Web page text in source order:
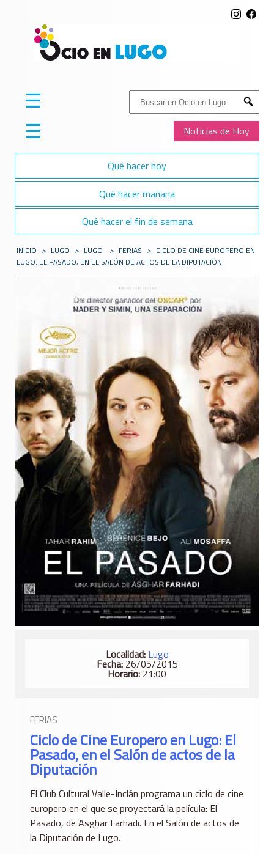
Buscar:
Submit
Noticias de Hoy
☰
☰
Qué hacer hoy
Qué hacer mañana
Qué hacer el fin de semana
INICIO > LUGO > LUGO > FERIAS > CICLO DE CINE EUROPERO EN
LUGO: EL PASADO, EN EL SALÓN DE ACTOS DE LA DIPUTACIÓN
Localidad: Lugo
Fecha:26/05/2015
Horario: 21:00
FERIAS
Ciclo de Cine Europero en Lugo: El
Pasado, en el Salón de actos de la
Diputación
El Club Cultural Valle-Inclán programa un ciclo de cine
europero en el que se proyectará la película: El
Pasado, de Asghar Farhadi. En el Salón de actos de
la Diputación de Lugo.